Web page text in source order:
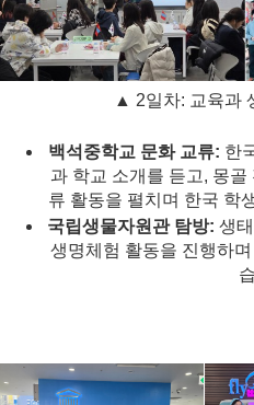
▲ 2일차: 교육과
백석중학교 문화 교류: 한
과 학교 소개를 듣고, 몽
류 활동을 펼치며 한국 학
국립생물자원관 탐방: 생
생명체험 활동을 진행하